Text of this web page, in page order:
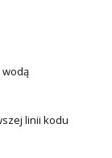
wodą
linii kodu